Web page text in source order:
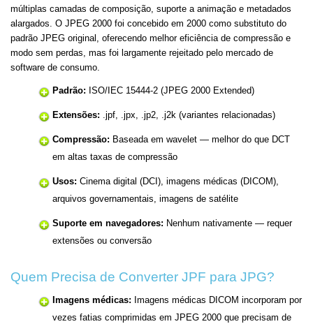
múltiplas camadas de composição, suporte a animação e metadados
alargados. O JPEG 2000 foi concebido em 2000 como substituto do
padrão JPEG original, oferecendo melhor eficiência de compressão e
modo sem perdas, mas foi largamente rejeitado pelo mercado de
software de consumo.
Padrão: ISO/IEC 15444-2 (JPEG 2000 Extended)
Extensões: .jpf, .jpx, .jp2, .j2k (variantes relacionadas)
Compressão: Baseada em wavelet — melhor do que DCT
em altas taxas de compressão
Usos: Cinema digital (DCI), imagens médicas (DICOM),
arquivos governamentais, imagens de satélite
Suporte em navegadores: Nenhum nativamente — requer
extensões ou conversão
Quem Precisa de Converter JPF para JPG?
Imagens médicas: Imagens médicas DICOM incorporam por
vezes fatias comprimidas em JPEG 2000 que precisam de